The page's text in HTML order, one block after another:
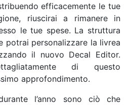
efficacemente le tue
riuscirai a rimanere in
le tue spese. La struttura
potrai personalizzare la livrea
il nuovo Decal Editor.
di questo
approfondimento.
l’anno sono ciò che